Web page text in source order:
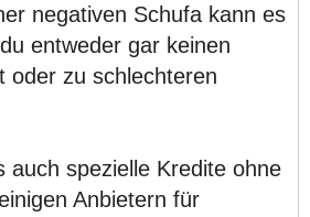
negativen Schufa kann es
entweder gar keinen
oder zu schlechteren
auch spezielle Kredite ohne
Anbietern für